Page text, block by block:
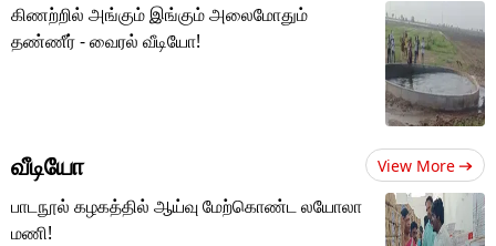
கிணற்றில் அங்கும் இங்கும் அலைமோதும்
தண்ணீர் - வைரல் வீடியோ!
வீடியோ View More
பாடநூல் கழகத்தில் ஆய்வு மேற்கொண்ட லயோலா
மணி!